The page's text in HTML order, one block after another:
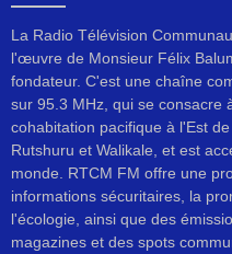
La Radio Télévision
l'œuvre de Monsieur Félix
fondateur. C'est une chaîne
sur 95.3 MHz, qui se consacre
cohabitation pacifique à l'Est
Rutshuru et Walikale, et est
monde. RTCM FM offre une
informations sécuritaires, la
l'écologie, ainsi que des
magazines et des spots